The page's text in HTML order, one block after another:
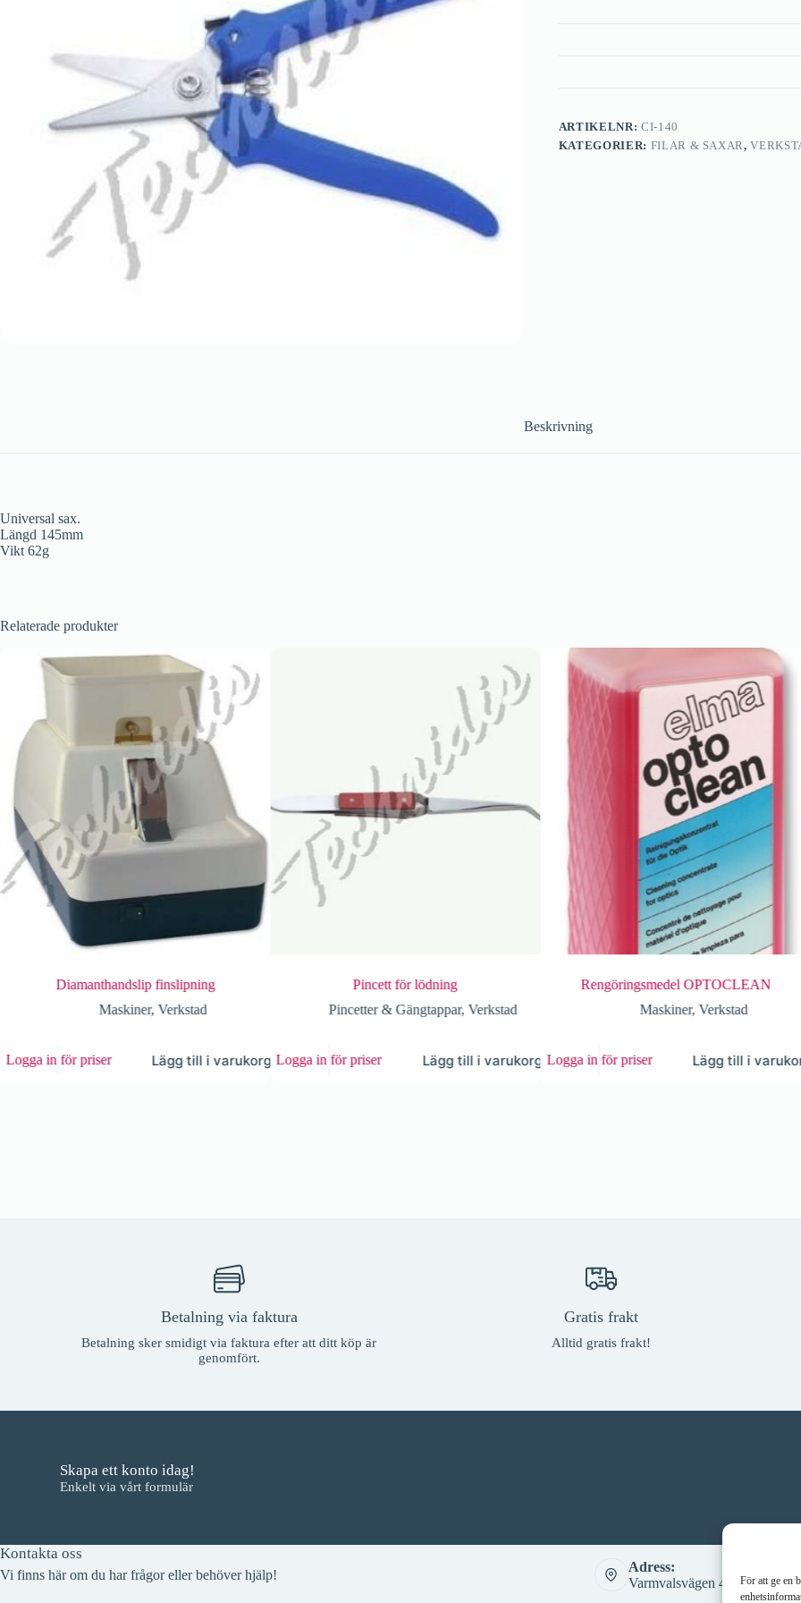
För att ge en
ARTIKELNR: CI-140
KATEGORIER: FILAR & SAXAR,
Beskrivning
Universal sax.
Längd 145mm
Vikt 62g
Relaterade produkter
finslipning
Verkstad
Lägg till i varukorg
Pincett för lödning
Pincetter & Gängtappar,Verkstad
Logga in för priser Lägg till i varukorg
Rengöringsmedel OPTOCLEAN
Verkstad
Logga in för priser Lägg till i varukorg Logga in för
Betalning via faktura
Betalning sker smidigt via faktura efter att ditt köp är
genomfört.
Gratis frakt
Alltid gratis frakt!
Skapa ett konto idag!
Enkelt via vårt formulär
Kontakta oss
Vi finns här om du har frågor eller behöver hjälp!
Adress:
Varmvalsvägen 4, 721 30